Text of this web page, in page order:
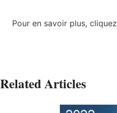
Pour en savoir plus, cliquez
Related Articles